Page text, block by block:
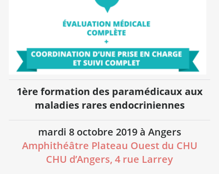
1ère formation des paramédicaux aux
maladies rares endocriniennes
mardi 8 octobre 2019 à Angers
Amphithéâtre Plateau Ouest du CHU
CHU d’Angers, 4 rue Larrey